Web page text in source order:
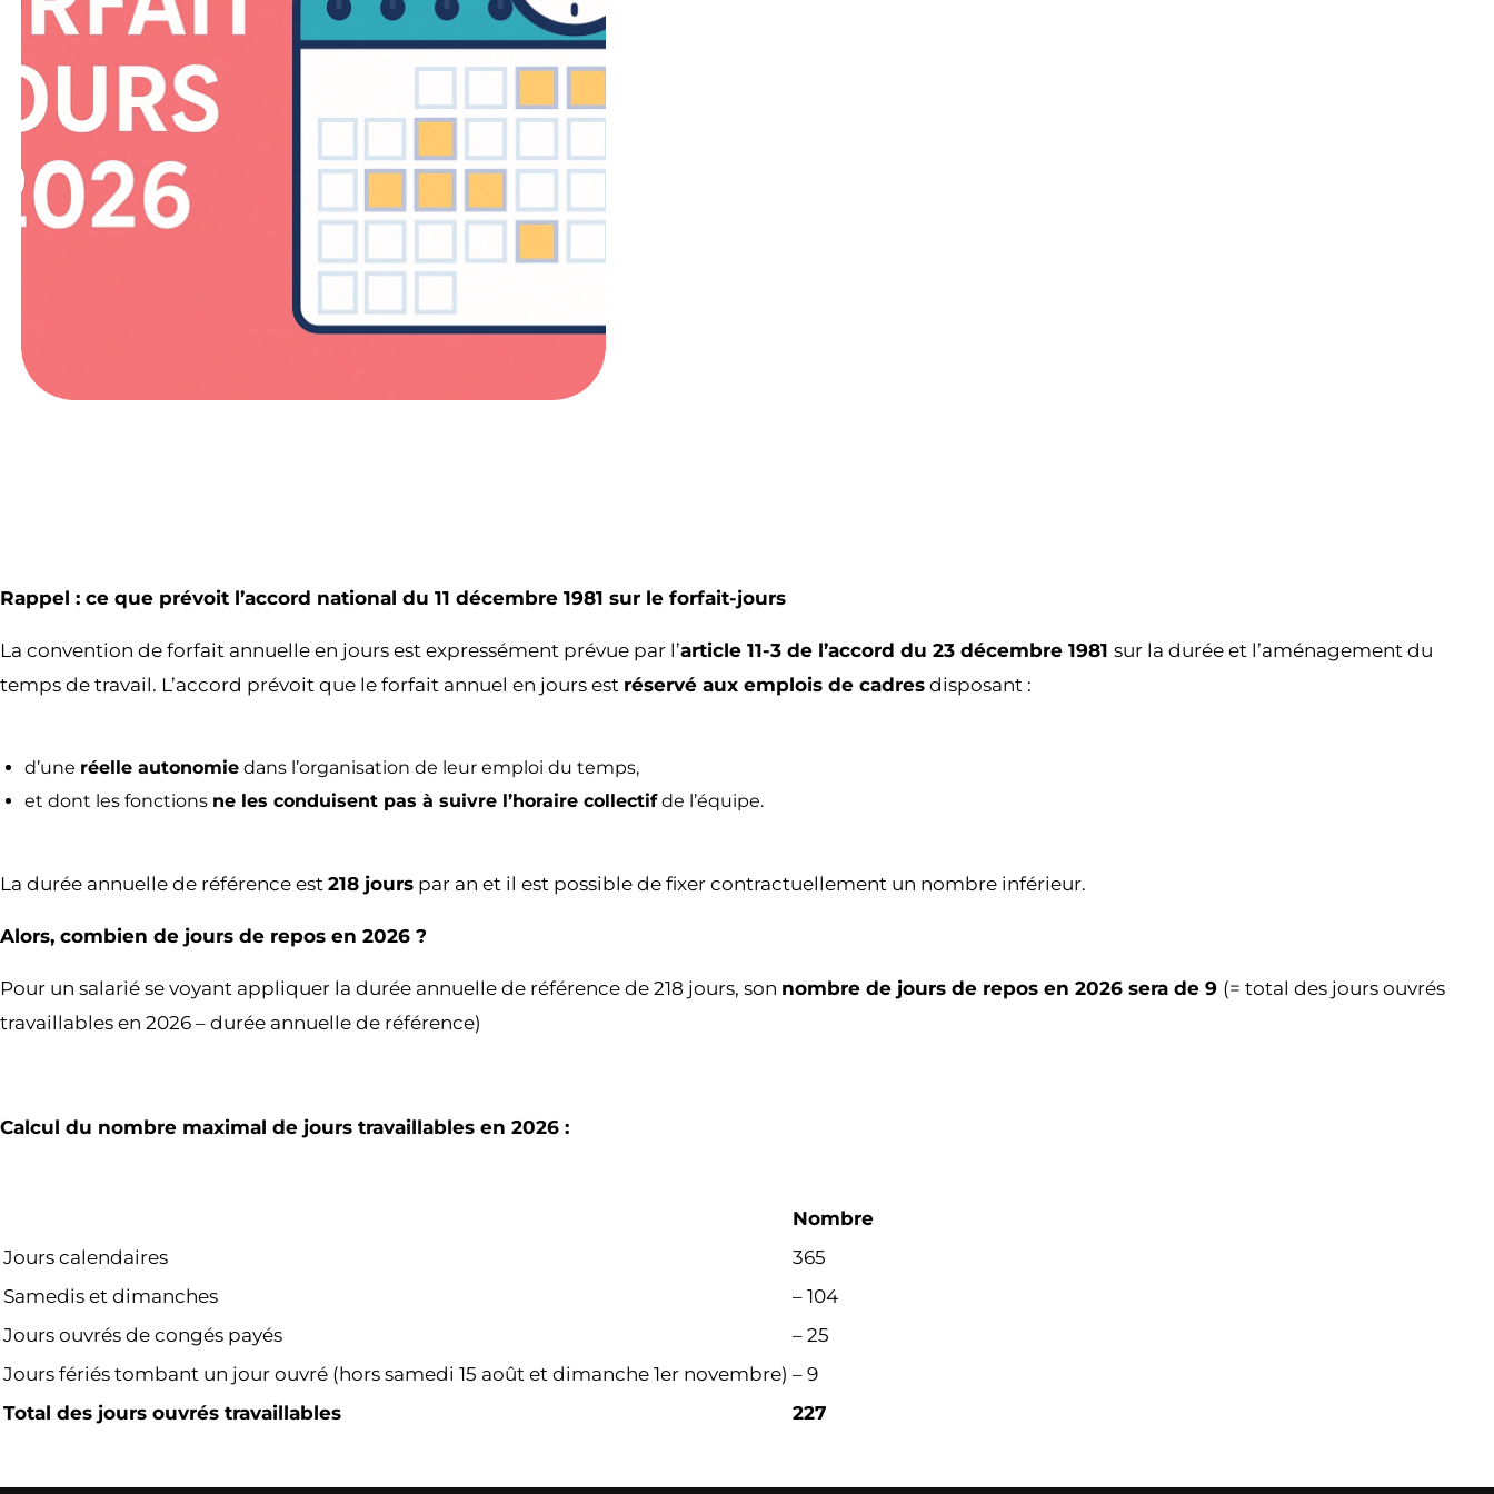
Rappel : ce que prévoit l’accord national du 11 décembre 1981 sur le forfait-jours
La convention de forfait annuelle en jours est expressément prévue par l’article 11-3 de l’accord du 23 décembre 1981 sur la durée et l’aménagement du
temps de travail. L’accord prévoit que le forfait annuel en jours est réservé aux emplois de cadres disposant :
d’une réelle autonomie dans l’organisation de leur emploi du temps,
et dont les fonctions ne les conduisent pas à suivre l’horaire collectifde l’équipe.
La durée annuelle de référence est 218 jours par an et il est possible de fixer contractuellement un nombre inférieur.
Alors, combien de jours de repos en 2026 ?
Pour un salarié se voyant appliquer la durée annuelle de référence de 218 jours, son nombre de jours de repos en 2026 sera de 9 (= total des jours ouvrés
travaillables en 2026 – durée annuelle de référence)
Calcul du nombre maximal de jours travaillables en 2026 :
Nombre
Jours calendaires
365
Samedis et dimanches
– 104
Jours ouvrés de congés payés
– 25
Jours fériés tombant un jour ouvré (hors samedi 15 août et dimanche 1er novembre) – 9
Total des jours ouvrés travaillables
227